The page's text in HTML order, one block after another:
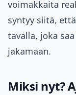
voimakkaita
syntyy siitä,
tavalla, joka
jakamaan.
Miksi nyt?